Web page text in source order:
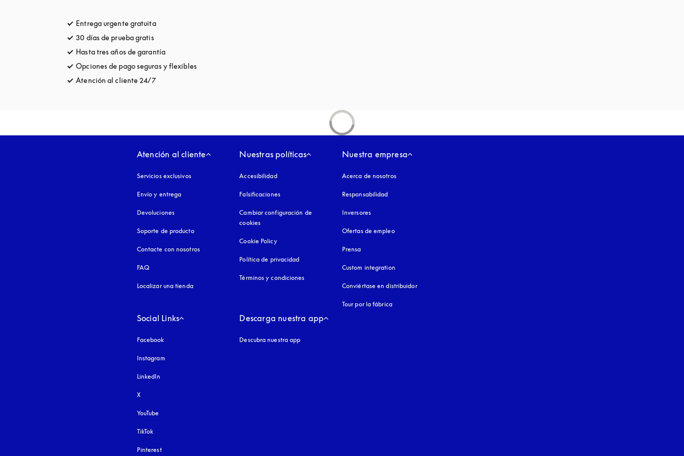
Entrega urgente gratuitaapertura en una pestaña nueva
30 días de prueba gratis
Hasta tres años de garantíaapertura en una pestaña nueva
Opciones de pago seguras y flexibles
Atención al cliente 24/7apertura en una pestaña nueva
Atención al cliente
Servicios exclusivos
Envío y entrega
Devoluciones
Soporte de producto
Contacte con nosotros
FAQ
Localizar una tienda
Nuestras políticas
Accesibilidadapertura en una pestaña nueva
Falsificacionesapertura en una pestaña nueva
Cambiar configuración de
cookies
Cookie Policyapertura en una pestaña nueva
Política de privacidad
Términos y condiciones
Nuestra empresa
Acerca de nosotros
Responsabilidad
Inversores
Ofertas de empleo
Prensa
Custom integration
Conviértase en distribuidor
Tour por la fábrica
Social Links
Facebook
Instagram
LinkedIn
X
YouTube
TikTok
Pinterest
Descarga nuestra app
Descubra nuestra app